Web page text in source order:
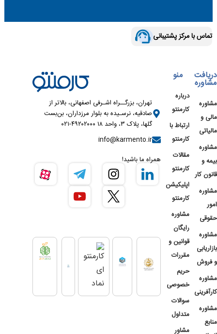
تماس با مرکز پشتیبانی
دریافت
مشاوره
مشاوره
مالی و
مالیاتی
مشاوره
بیمه و
قانون کار
مشاوره
امور
حقوقی
مشاوره
بازاریابی
و فروش
مشاوره
کارآفرینی
مشاوره
منابع
منو
درباره
کارمنتو
ارتباط با
کارمنتو
مقالات
کارمنتو
اپلیکیشن
کارمنتو
مشاوره
رایگان
قوانین و
مقررات
حریم
خصوصی
سوالات
متداول
مشاور
تهران، بزرگــراه اشـرفی اصفهانی، بالاتر از
صادقیه، نرسـیده به بلوار مرزداران، بن‌بست
گلها، پلاک ۳، واحد ۱۸ ۴۹۲۰۲۰۰۰-۰۲۱
info@karmento.ir
همراه ما باشید!